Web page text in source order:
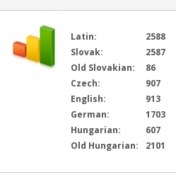
Latin:
2588
Slovak:
2587
Old Slovakian:
86
Czech:
907
English:
913
German:
1703
Hungarian:
607
Old Hungarian:
2101